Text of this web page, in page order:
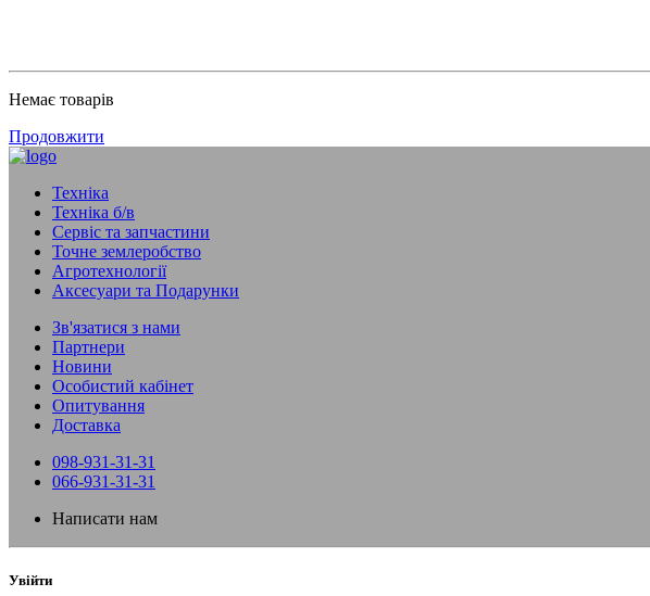
Немає товарів
Продовжити
Техніка
Техніка б/в
Сервіс та запчастини
Точне землеробство
Агротехнології
Аксесуари та Подарунки
Зв'язатися з нами
Партнери
Новини
Особистий кабінет
Опитування
Доставка
098-931-31-31
066-931-31-31
Написати нам
Увійти